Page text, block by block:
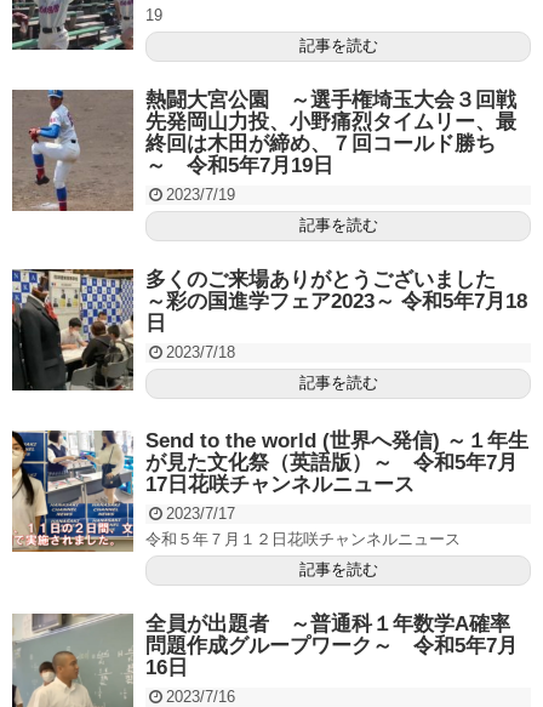
19
記事を読む
熱闘大宮公園 ～選手権埼玉大会３回戦
先発岡山力投、小野痛烈タイムリー、最
終回は木田が締め、７回コールド勝ち
～ 令和5年7月19日
2023/7/19
記事を読む
多くのご来場ありがとうございました
～彩の国進学フェア2023～ 令和5年7月18
日
2023/7/18
記事を読む
Send to the world (世界へ発信) ～１年生
が見た文化祭（英語版）～ 令和5年7月
17日花咲チャンネルニュース
2023/7/17
令和５年７月１２日花咲チャンネルニュース
記事を読む
全員が出題者 ～普通科１年数学A確率
問題作成グループワーク～ 令和5年7月
16日
2023/7/16